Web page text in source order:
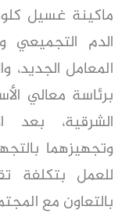
ماكينة غسيل
الدم التجميعي
المعامل
برئاسة معالي
الشرقية، بعد
وتجهيزهما
بالتعاون مع